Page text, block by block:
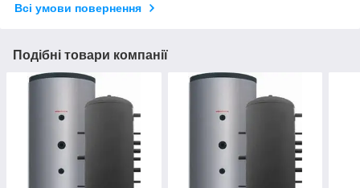
Всі умови повернення
Подібні товари компанії